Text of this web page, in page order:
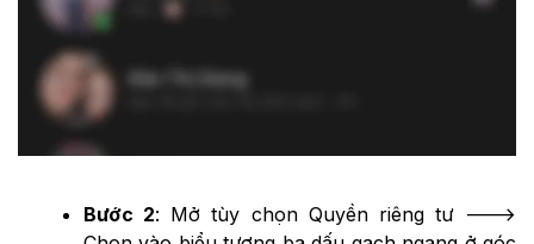
Bước 2: Mở tùy chọn Quyền riêng tư --->